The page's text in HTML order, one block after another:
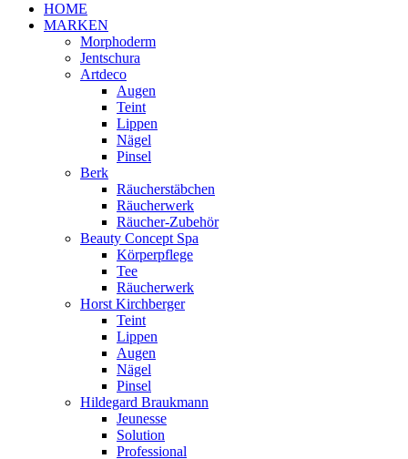
HOME
MARKEN
Morphoderm
Jentschura
Artdeco
Augen
Teint
Lippen
Nägel
Pinsel
Berk
Räucherstäbchen
Räucherwerk
Räucher-Zubehör
Beauty Concept Spa
Körperpflege
Tee
Räucherwerk
Horst Kirchberger
Teint
Lippen
Augen
Nägel
Pinsel
Hildegard Braukmann
Jeunesse
Solution
Professional